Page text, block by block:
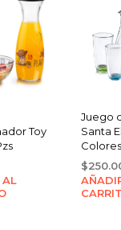
Toy
AL
Juego
Santa
$